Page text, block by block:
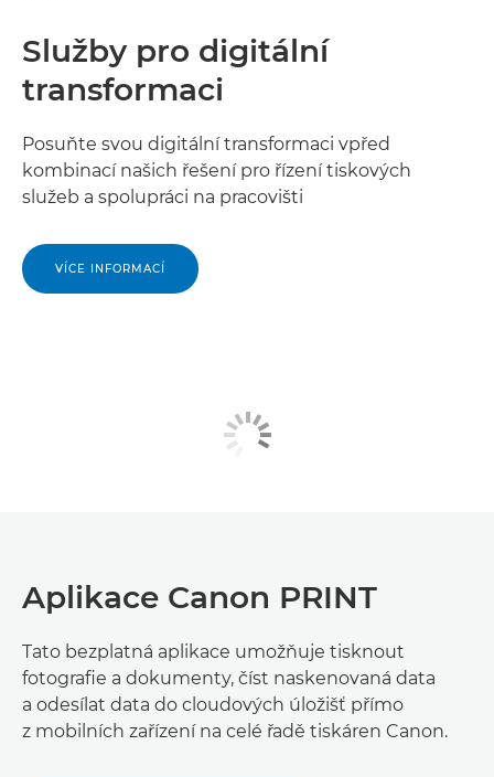
Služby pro digitální
transformaci
Posuňte svou digitální transformaci vpřed
kombinací našich řešení pro řízení tiskových
služeb a spolupráci na pracovišti
VÍCE INFORMACÍ
Aplikace Canon PRINT
Tato bezplatná aplikace umožňuje tisknout
fotografie a dokumenty, číst naskenovaná data
a odesílat data do cloudových úložišť přímo
z mobilních zařízení na celé řadě tiskáren Canon.